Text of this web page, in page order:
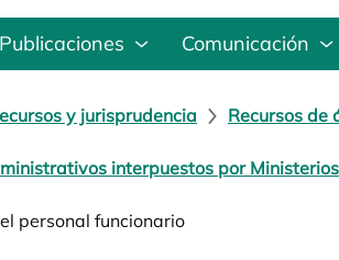
Publicaciones Comunicación
y jurisprudencia Recursos de
interpuestos por Ministerios
personal funcionario